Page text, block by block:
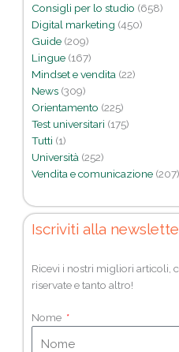
Consigli per lo studio (658)
Digital marketing (450)
Guide (209)
Lingue (167)
Mindset e vendita (22)
News (309)
Orientamento (225)
Test universitari (175)
Tutti (1)
Università (252)
Vendita e comunicazione (207)
Iscriviti alla
Ricevi i nostri migliori articoli,
riservate e tanto altro!
Nome